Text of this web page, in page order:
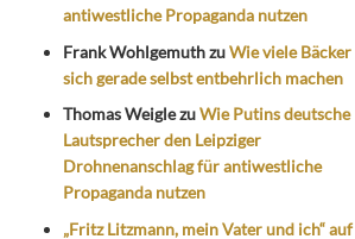
antiwestliche Propaganda nutzen
Frank WohlgemuthzuWie viele Bäcker
sich gerade selbst entbehrlich machen
Thomas WeiglezuWie Putins deutsche
Lautsprecher den Leipziger
Drohnenanschlag für antiwestliche
Propaganda nutzen
„Fritz Litzmann, mein Vater und ich“ auf